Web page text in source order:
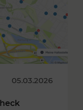
05.03.2026